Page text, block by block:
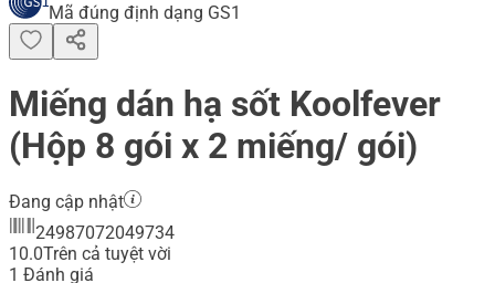
Mã đúng định dạng GS1
Miếng dán hạ sốt Koolfever
(Hộp 8 gói x 2 miếng/ gói)
Đang cập nhật
24987072049734
10.0Trên cả tuyệt vời
1 Đánh giá